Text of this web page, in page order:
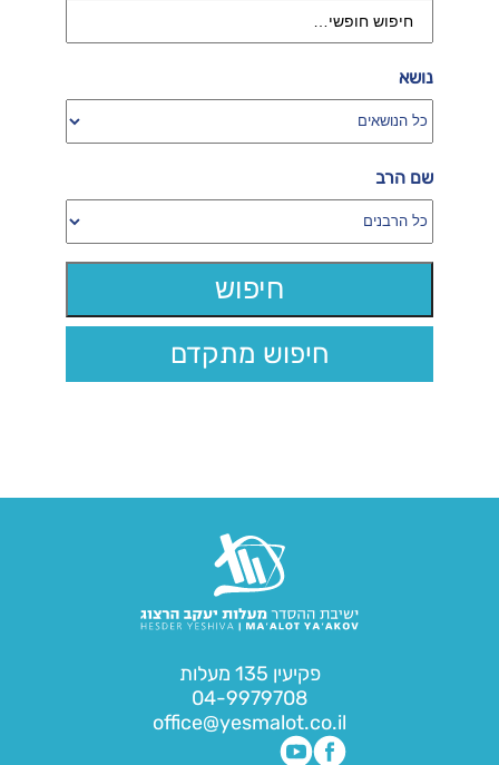
נושא
שם הרב
חיפוש מתקדם
פקיעין 135 מעלות
04-9979708
office@yesmalot.co.il